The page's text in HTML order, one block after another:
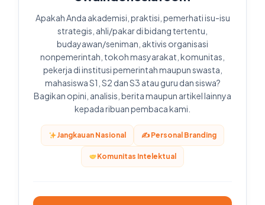
Apakah Anda akademisi, praktisi, pemerhati isu-isu
strategis, ahli/pakar di bidang tertentu,
budayawan/seniman, aktivis organisasi
nonpemerintah, tokoh masyarakat, komunitas,
pekerja di institusi pemerintah maupun swasta,
mahasiswa S1, S2 dan S3 atau guru dan siswa?
Bagikan opini, analisis, berita maupun artikel lainnya
kepada ribuan pembaca kami.
Jangkauan Nasional ✍️ Personal Branding
Komunitas Intelektual